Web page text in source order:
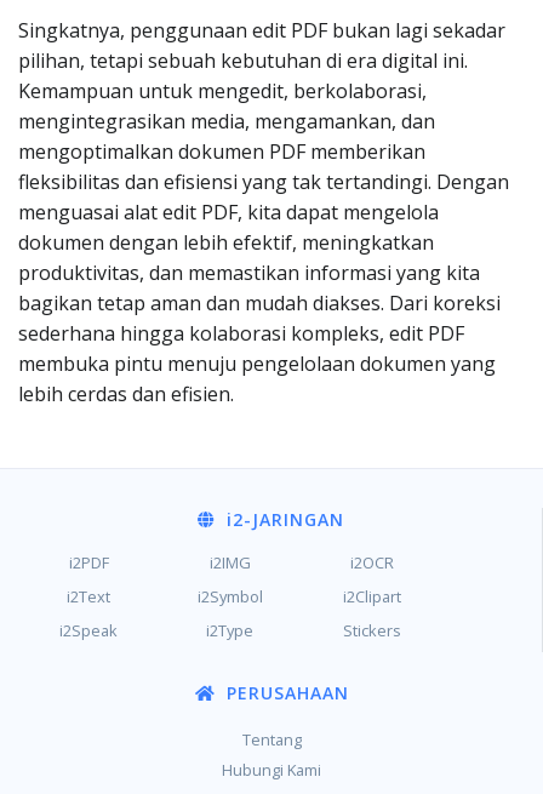
Singkatnya, penggunaan edit PDF bukan lagi sekadar
pilihan, tetapi sebuah kebutuhan di era digital ini.
Kemampuan untuk mengedit, berkolaborasi,
mengintegrasikan media, mengamankan, dan
mengoptimalkan dokumen PDF memberikan
fleksibilitas dan efisiensi yang tak tertandingi. Dengan
menguasai alat edit PDF, kita dapat mengelola
dokumen dengan lebih efektif, meningkatkan
produktivitas, dan memastikan informasi yang kita
bagikan tetap aman dan mudah diakses. Dari koreksi
sederhana hingga kolaborasi kompleks, edit PDF
membuka pintu menuju pengelolaan dokumen yang
lebih cerdas dan efisien.
i2-JARINGAN
i2PDF i2IMG
i2OCR
i2Text
i2Symbol
i2Clipart
i2Speak
i2Type Stickers
PERUSAHAAN
Tentang
Hubungi Kami